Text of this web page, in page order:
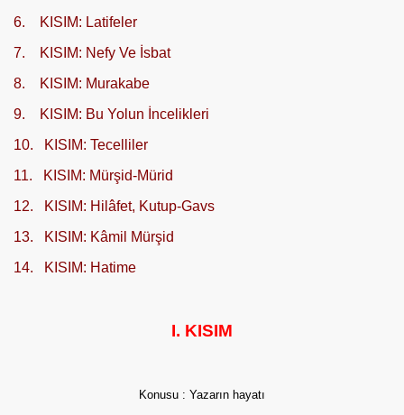
6. KISIM: Latifeler
7. KISIM: Nefy Ve İsbat
8. KISIM: Murakabe
9. KISIM: Bu Yolun İncelikleri
10. KISIM: Tecelliler
11. KISIM: Mürşid-Mürid
12. KISIM: Hilâfet, Kutup-Gavs
13. KISIM: Kâmil Mürşid
14.
KISIM: Hatime
I. KISIM
Konusu : Yazarın hayatı